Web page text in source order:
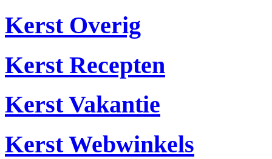
Kerst Overig
Kerst Recepten
Kerst Vakantie
Kerst Webwinkels